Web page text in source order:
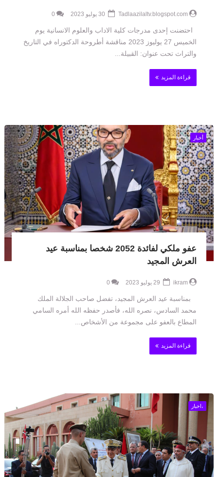
Tadlaazilaltv.blogspot.com
0
احتضنت إحدى مدرجات كلية الاداب والعلوم الانسانية يوم
الخميس 27 يوليوز 2023 مناقشة أطروحة الدكتوراه في التاريخ
والتراث تحت عنوان: القبيلة...
قراءة المزيد
أخبار
عفو ملكي لفائدة 2052 شخصا بمناسبة عيد
العرش المجيد
ikram
0
بمناسبة عيد العرش المجيد، تفضل صاحب الجلالة الملك
محمد السادس، نصره الله، فأصدر حفظه الله أمره السامي
المطاع بالعفو على مجموعة من الأشخاص...
قراءة المزيد
،اخبار